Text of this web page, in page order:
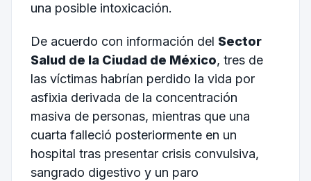
una posible intoxicación.
De acuerdo con información del Sector
Salud de la Ciudad de México, tres de
las víctimas habrían perdido la vida por
asfixia derivada de la concentración
masiva de personas, mientras que una
cuarta falleció posteriormente en un
hospital tras presentar crisis convulsiva,
sangrado digestivo y un paro